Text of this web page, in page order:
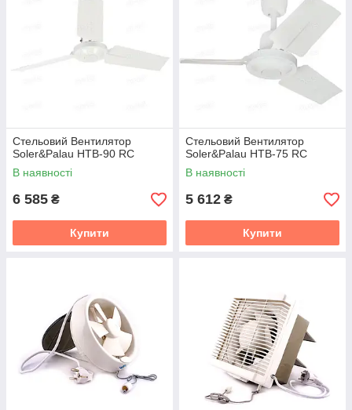
Стельовий Вентилятор
Soler&Palau HTB-90 RC
В наявності
6 585 ₴
Купити
Стельовий Вентилятор
Soler&Palau HTB-75 RC
В наявності
5 612 ₴
Купити